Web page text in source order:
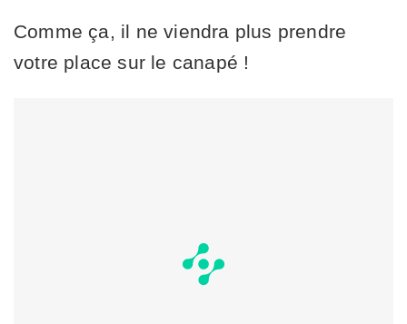
Comme ça, il ne viendra plus prendre
votre place sur le canapé !